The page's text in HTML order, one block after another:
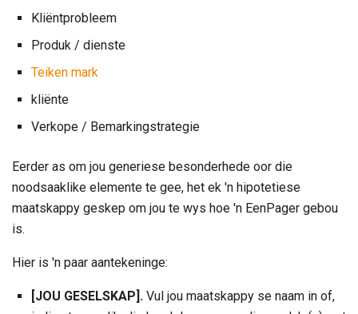
Kliëntprobleem
Produk / dienste
Teiken mark
kliënte
Verkope / Bemarkingstrategie
Eerder as om jou generiese besonderhede oor die
noodsaaklike elemente te gee, het ek 'n hipotetiese
maatskappy geskep om jou te wys hoe 'n EenPager gebou
is.
Hier is 'n paar aantekeninge:
[JOU GESELSKAP]. Vul jou maatskappy se naam in of,